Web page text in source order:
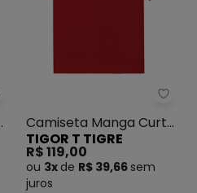
T Tigre - Camiseta
Camiseta Manga Curta
Vermelho
TIGOR T TIGRE
R$ 119,00
ou 3x de R$ 39,66 sem
juros